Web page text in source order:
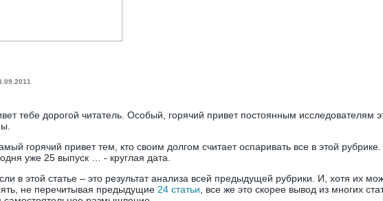
тебе дорогой читатель. Особый, горячий привет постоянным исследователям
горячий привет тем, кто своим долгом считает оспаривать все в этой рубрике.
уже 25 выпуск … - круглая дата.
в этой статье – это результат анализа всей предыдущей рубрики. И, хотя их
не перечитывая предыдущие 24 статьи , все же это скорее вывод из многих